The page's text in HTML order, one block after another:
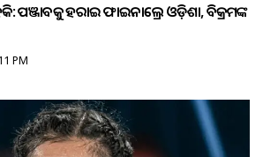
ପଞ୍ଜାବକୁ ହରାଇ ଫାଇନାଲ୍ରେ ଓଡ଼ିଶା, ବିକ୍ରମଙ୍କ
PM